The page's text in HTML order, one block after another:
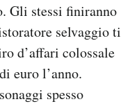
Gli stessi finiranno
selvaggio ti
d’affari colossale
euro l’anno.
spesso